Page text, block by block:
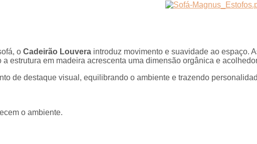
o Cadeirão Louvera introduz movimento e suavidade ao espaço.
estrutura em madeira acrescenta uma dimensão orgânica e
de destaque visual, equilibrando o ambiente e trazendo
o ambiente.